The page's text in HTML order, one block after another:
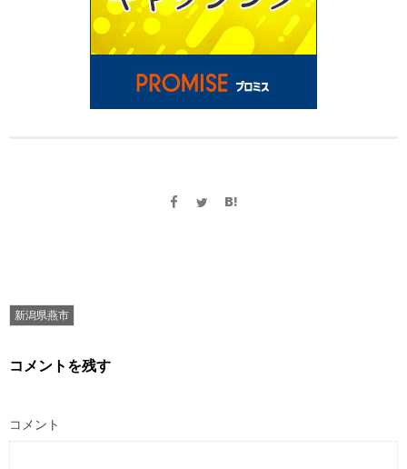
新潟県燕市
コメントを残す
コメント